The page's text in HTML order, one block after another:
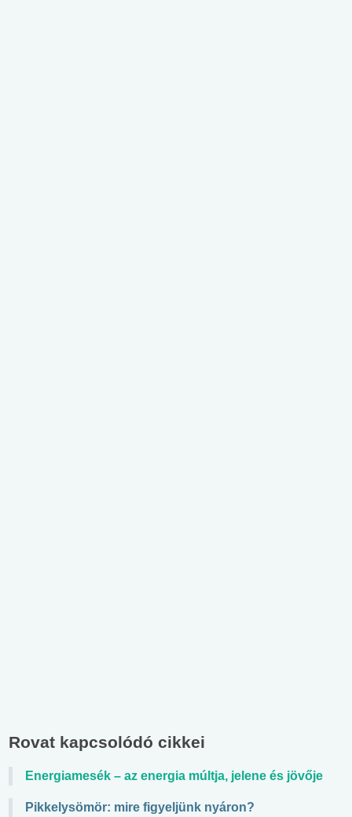
Rovat kapcsolódó cikkei
Energiamesék – az energia múltja, jelene és jövője
Pikkelysömör: mire figyeljünk nyáron?